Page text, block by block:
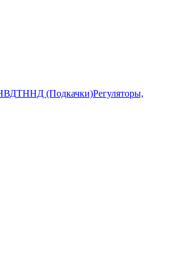
ТННД (Подкачки)Регуляторы,